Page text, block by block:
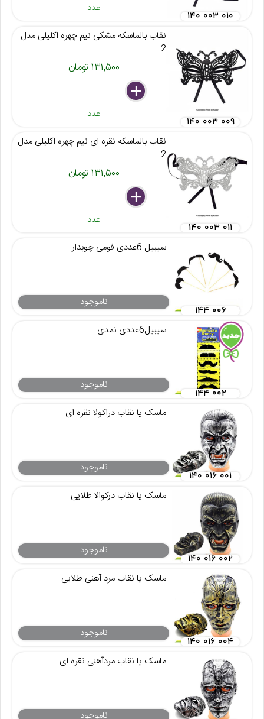
عدد
۱۴۰ ۰۰۳ ۰۱۰
نقاب بالماسکه مشکی نیم چهره اکلیلی مدل
2
۱۳۱,۵۰۰ تومان
delete
remove
add
عدد
۱۴۰ ۰۰۳ ۰۰۹
نقاب بالماسکه نقره ای نیم چهره اکلیلی مدل
2
۱۳۱,۵۰۰ تومان
delete
remove
add
عدد
۱۴۰ ۰۰۳ ۰۱۱
سیبیل 6عددی فومی چوبدار
ناموجود
۱۴۴ ۰۰۶
سیبیل6عددی نمدی
ناموجود
۱۴۴ ۰۰۲
ماسک یا نقاب دراکولا نقره ای
ناموجود
۱۴۰ ۰۱۶ ۰۰۱
ماسک یا نقاب درکوالا طلایی
ناموجود
۱۴۰ ۰۱۶ ۰۰۲
ماسک یا نقاب مرد آهنی طلایی
ناموجود
۱۴۰ ۰۱۶ ۰۰۴
ماسک یا نقاب مردآهنی نقره ای
ناموجود